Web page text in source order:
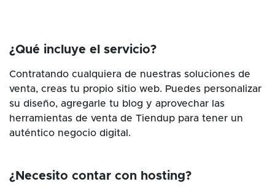
¿Qué incluye el servicio?
Contratando cualquiera de nuestras soluciones de
venta, creas tu propio sitio web. Puedes personalizar
su diseño, agregarle tu blog y aprovechar las
herramientas de venta de Tiendup para tener un
auténtico negocio digital.
¿Necesito contar con hosting?